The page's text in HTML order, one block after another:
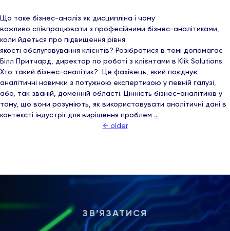
Що таке бізнес-аналіз як дисципліна і чому
важливо співпрацювати з професійними бізнес-аналітиками,
коли йдеться про підвищення рівня
якості обслуговування клієнтів? Розібратися в темі допомагає
Білл Притчард, директор по роботі з клієнтами в Klik Solutions.
Хто такий бізнес-аналітик? Це фахівець, який поєднує
аналітичні навички з потужною експертизою у певній галузі,
або, так званій, доменній області. Цінність бізнес-аналітиків у
тому, що вони розуміють, як використовувати аналітичні дані в
контексті індустрії для вирішення проблем …
←older
ЗВ’ЯЗАТИСЯ